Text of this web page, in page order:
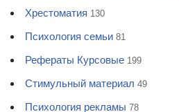
Хрестоматия 130
Психология семьи 81
Рефераты Курсовые 199
Стимульный материал 49
Психология рекламы 78